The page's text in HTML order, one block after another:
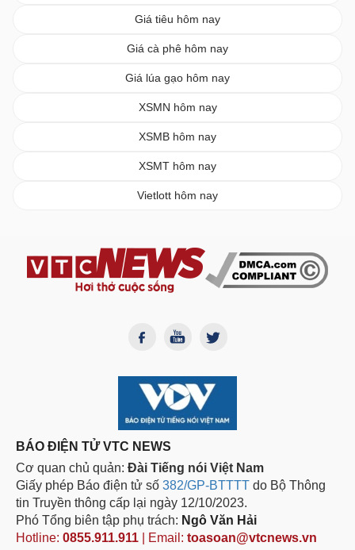
Giá tiêu hôm nay
Giá cà phê hôm nay
Giá lúa gạo hôm nay
XSMN hôm nay
XSMB hôm nay
XSMT hôm nay
Vietlott hôm nay
BÁO ĐIỆN TỬ VTC NEWS
Cơ quan chủ quản: Đài Tiếng nói Việt Nam
Giấy phép Báo điện tử số 382/GP-BTTTT do Bộ Thông
tin Truyền thông cấp lại ngày 12/10/2023.
Phó Tổng biên tập phụ trách: Ngô Văn Hải
Hotline: 0855.911.911 | Email: toasoan@vtcnews.vn